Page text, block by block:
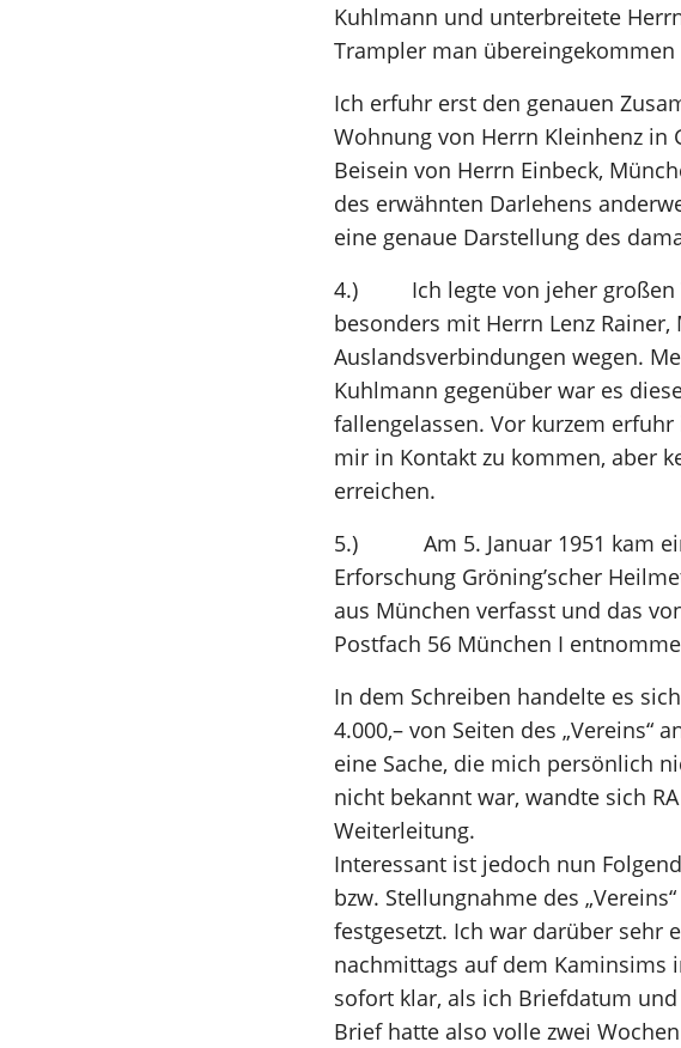
Kuhlmann und unterbreitete
Trampler man
Ich erfuhr erst den genauen
Wohnung von Herrn Kleinhenz in
Beisein von Herrn Einbeck,
des erwähnten Darlehens
eine genaue Darstellung des
4.) Ich legte von jeher großen
besonders mit Herrn Lenz
Auslandsverbindungen wegen.
Kuhlmann gegenüber war es
fallengelassen. Vor kurzem
mir in Kontakt zu kommen, aber
erreichen.
5.) Am 5. Januar 1951 kam ein
Erforschung Gröning’scher
aus München verfasst und das
Postfach 56 München I
In dem Schreiben handelte es
4.000,– von Seiten des „Vereins“
eine Sache, die mich persönlich
nicht bekannt war, wandte sich
Weiterleitung.
Interessant ist jedoch nun
bzw. Stellungnahme des
festgesetzt. Ich war darüber sehr
nachmittags auf dem Kaminsims
sofort klar, als ich Briefdatum
Brief hatte also volle zwei